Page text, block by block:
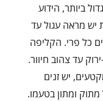
ביותר, הידוע
יש מראה עגול עד
כל פרי. הקליפה
עד צהוב חיוור.
יש זנים
מתוק ומתון בטעמו.